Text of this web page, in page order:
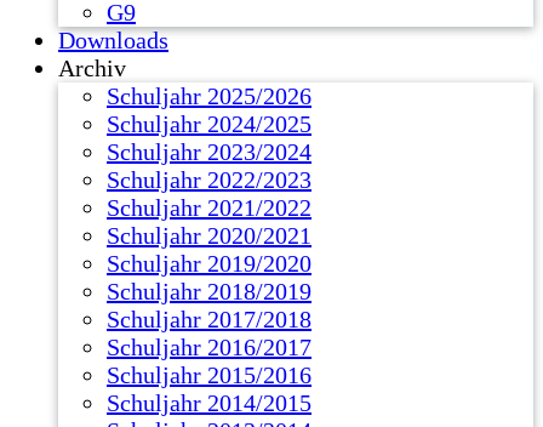
G9
Downloads
Archiv
Schuljahr 2025/2026
Schuljahr 2024/2025
Schuljahr 2023/2024
Schuljahr 2022/2023
Schuljahr 2021/2022
Schuljahr 2020/2021
Schuljahr 2019/2020
Schuljahr 2018/2019
Schuljahr 2017/2018
Schuljahr 2016/2017
Schuljahr 2015/2016
Schuljahr 2014/2015